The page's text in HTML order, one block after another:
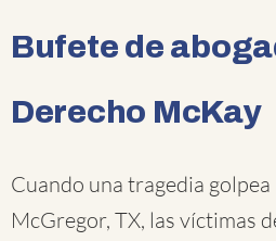
Bufete de
Derecho McKay
Cuando una tragedia
McGregor, TX, las víctimas